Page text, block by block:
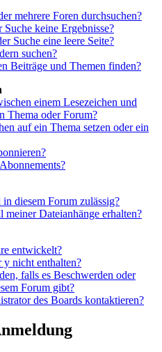
mehrere Foren durchsuchen?
keine Ergebnisse?
Suche eine leere Seite?
suchen?
Beiträge und Themen finden?
einem Lesezeichen und
Thema oder Forum?
auf ein Thema setzen oder ein
diesem Forum zulässig?
Dateianhänge erhalten?
entwickelt?
nicht enthalten?
falls es Beschwerden oder
Forum gibt?
des Boards kontaktieren?